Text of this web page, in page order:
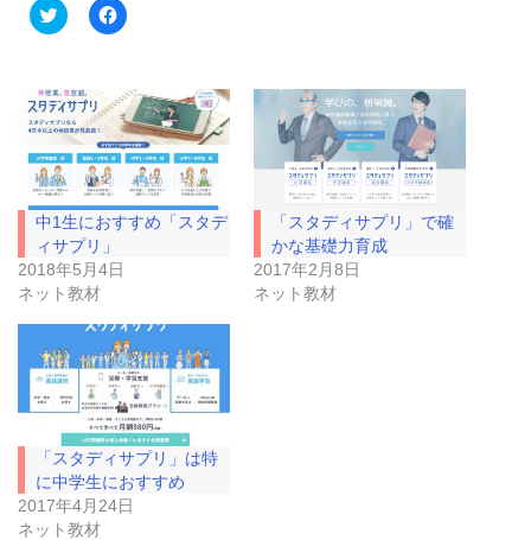
ク
リ
て
T
w
i
t
t
e
r
で
共
有
(
新
し
い
ウ
ン
ド
ウ
で
開
き
ま
す
)
F
a
o
o
k
で
共
有
す
る
に
は
リ
ッ
て
く
だ
さ
い
(
新
し
い
ウ
ィ
ン
ド
ウ
中1生におすすめ「スタデ
ィサプリ」
2018年5月4日
ネット教材
「スタディサプリ」で確
かな基礎力育成
2017年2月8日
ネット教材
「スタディサプリ」は特
に中学生におすすめ
2017年4月24日
ネット教材